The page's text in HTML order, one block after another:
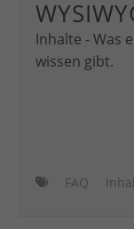
Inhalte - Was
wissen gibt.
FAQ